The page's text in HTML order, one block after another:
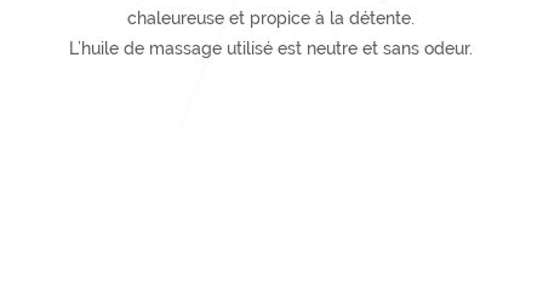
chaleureuse et propice à la détente.
L’huile de massage utilisé est neutre et sans odeur.